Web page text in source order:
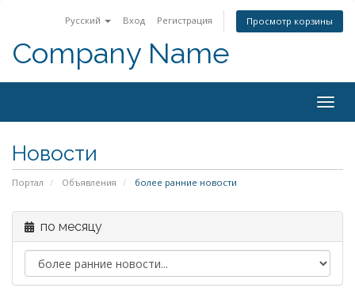
Русский Вход Регистрация Просмотр корзины
Company Name
Новости
Портал Объявления более ранние новости
по месяцу